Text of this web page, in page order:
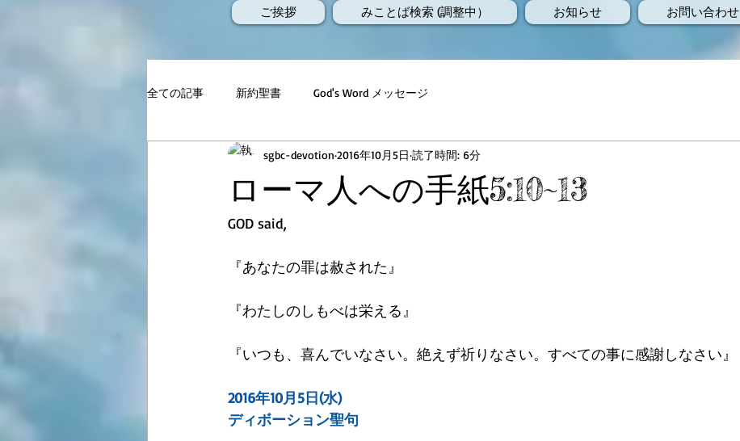
ご挨拶 みことば検索 (調整中） お知らせ お問い合わせ
全ての記事 新約聖書 God's Word メッセージ
ローマ人への手紙5:10~13
sgbc-devotion 2016年10月5日 読了時間: 6分
GOD said,
『あなたの罪は赦された』
『わたしのしもべは栄える』
『いつも、喜んでいなさい。絶えず祈りなさい。すべての事に感謝しなさい』
2016年10月5日(水)
ディボーション聖句